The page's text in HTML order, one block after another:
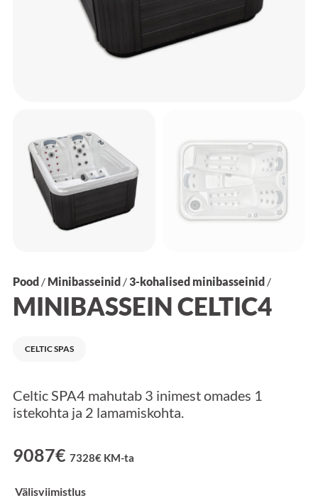
MINIBASSEIN CELTIC4
Pood / Minibasseinid /3-kohalised minibasseinid /
9087€ 7328€KM-ta
Celtic SPA4 mahutab 3 inimest omades 1
istekohta ja 2 lamamiskohta.
Välisviimistlus
CELTIC SPAS